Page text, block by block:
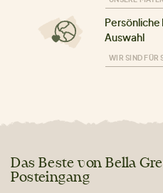
Auswahl
WIR SIND FÜR
Das Beste von Bella
Posteingang